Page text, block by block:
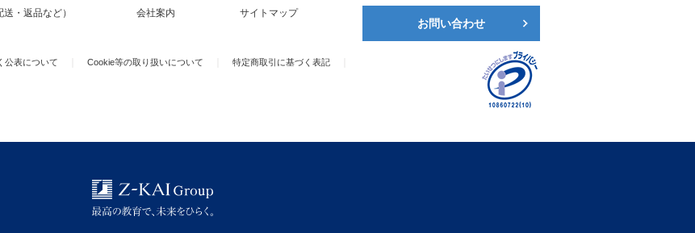
・返品など） 会社案内 サイトマップ
お問い合わせ
公表について Cookie等の取り扱いについて
特定商取引に基づく表記